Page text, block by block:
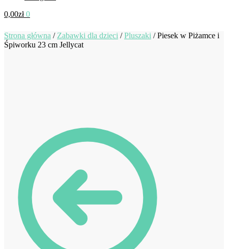
0,00zł 0
Strona główna / Zabawki dla dzieci /Pluszaki /Piesek w Piżamce i
Śpiworku 23 cm Jellycat